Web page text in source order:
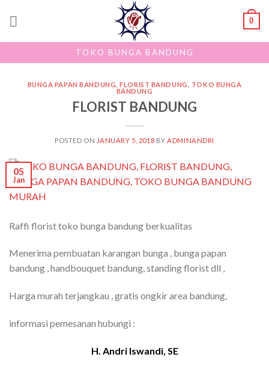
0
TOKO BUNGA BANDUNG
BUNGA PAPAN BANDUNG ,FLORIST BANDUNG
TOKO BUNGA
BANDUNG
FLORIST BANDUNG
POSTED ON JANUARY 5, 2018 BY ADMINANDRI
05
Jan
Raffi florist toko bunga bandung berkualitas
Menerima pembuatan karangan bunga , bunga papan
bandung , handbouquet bandung, standing florist dll ,
Harga murah terjangkau , gratis ongkir area bandung,
informasi pemesanan hubungi :
H. Andri Iswandi, SE